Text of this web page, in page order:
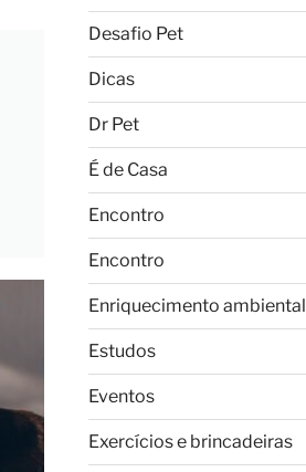
Desafio Pet
Dicas
Dr Pet
É de Casa
Encontro
Encontro
Enriquecimento ambiental
Estudos
Eventos
Exercícios e brincadeiras